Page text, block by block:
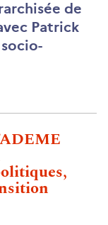
de
Patrick